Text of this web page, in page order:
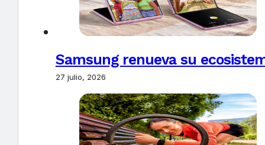
Samsung renueva su
27 julio, 2026